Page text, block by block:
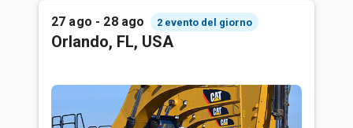
27 ago - 28 ago 2 evento del giorno
Orlando, FL, USA